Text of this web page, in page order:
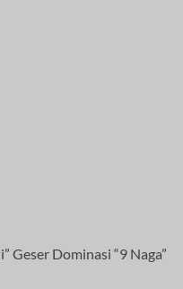
Geser Dominasi “9 Naga”